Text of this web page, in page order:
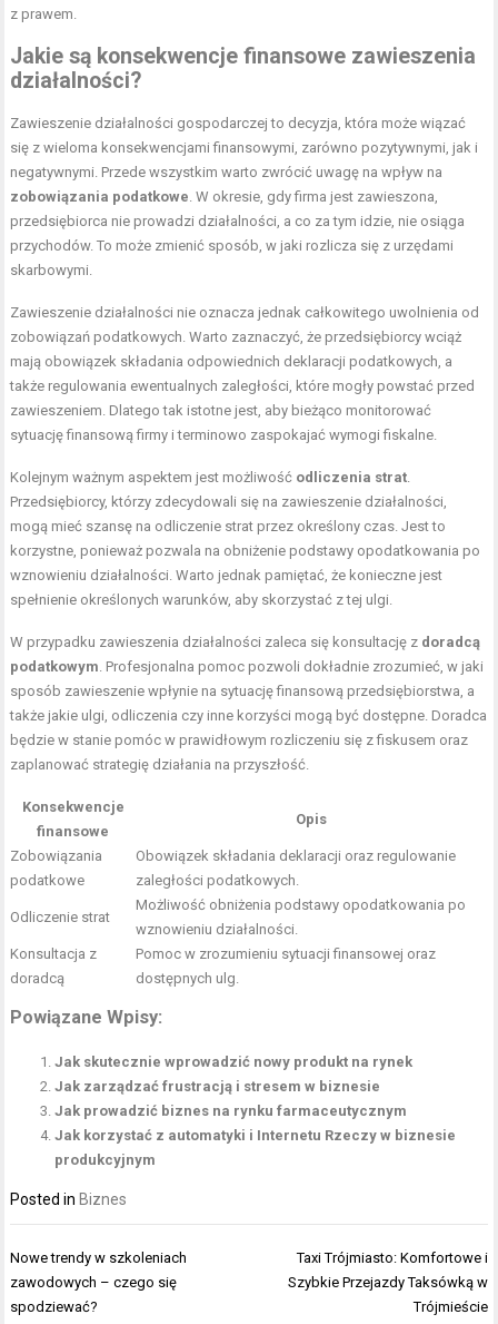
z prawem.
Jakie są konsekwencje finansowe zawieszenia
działalności?
Zawieszenie działalności gospodarczej to decyzja, która może wiązać
się z wieloma konsekwencjami finansowymi, zarówno pozytywnymi, jak i
negatywnymi. Przede wszystkim warto zwrócić uwagę na wpływ na
zobowiązania podatkowe . W okresie, gdy firma jest zawieszona,
przedsiębiorca nie prowadzi działalności, a co za tym idzie, nie osiąga
przychodów. To może zmienić sposób, w jaki rozlicza się z urzędami
skarbowymi.
Zawieszenie działalności nie oznacza jednak całkowitego uwolnienia od
zobowiązań podatkowych. Warto zaznaczyć, że przedsiębiorcy wciąż
mają obowiązek składania odpowiednich deklaracji podatkowych, a
także regulowania ewentualnych zaległości, które mogły powstać przed
zawieszeniem. Dlatego tak istotne jest, aby bieżąco monitorować
sytuację finansową firmy i terminowo zaspokajać wymogi fiskalne.
Kolejnym ważnym aspektem jest możliwość odliczenia strat
Przedsiębiorcy, którzy zdecydowali się na zawieszenie działalności,
mogą mieć szansę na odliczenie strat przez określony czas. Jest to
korzystne, ponieważ pozwala na obniżenie podstawy opodatkowania po
wznowieniu działalności. Warto jednak pamiętać, że konieczne jest
spełnienie określonych warunków, aby skorzystać z tej ulgi.
W przypadku zawieszenia działalności zaleca się konsultację z doradcą
podatkowym . Profesjonalna pomoc pozwoli dokładnie zrozumieć, w jaki
sposób zawieszenie wpłynie na sytuację finansową przedsiębiorstwa, a
także jakie ulgi, odliczenia czy inne korzyści mogą być dostępne. Doradca
będzie w stanie pomóc w prawidłowym rozliczeniu się z fiskusem oraz
zaplanować strategię działania na przyszłość.
Konsekwencje
finansowe
Opis
Zobowiązania
podatkowe
Obowiązek składania deklaracji oraz regulowanie
zaległości podatkowych.
Odliczenie strat
Możliwość obniżenia podstawy opodatkowania po
wznowieniu działalności.
Konsultacja z
doradcą
Pomoc w zrozumieniu sytuacji finansowej oraz
dostępnych ulg.
Powiązane Wpisy:
Jak skutecznie wprowadzić nowy produkt na rynek
Jak zarządzać frustracją i stresem w biznesie
Jak prowadzić biznes na rynku farmaceutycznym
Jak korzystać z automatyki i Internetu Rzeczy w biznesie
produkcyjnym
Posted in Biznes
Nawigacja
wpisu
Nowe trendy w szkoleniach
zawodowych – czego się
spodziewać?
Taxi Trójmiasto: Komfortowe i
Szybkie Przejazdy Taksówką w
Trójmieście